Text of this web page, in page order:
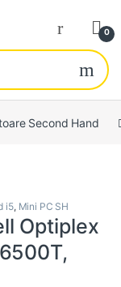
0
Second Hand
i5, Mini PC SH
Optiplex